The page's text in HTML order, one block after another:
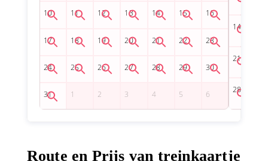
Route en Prijs van treinkaartje